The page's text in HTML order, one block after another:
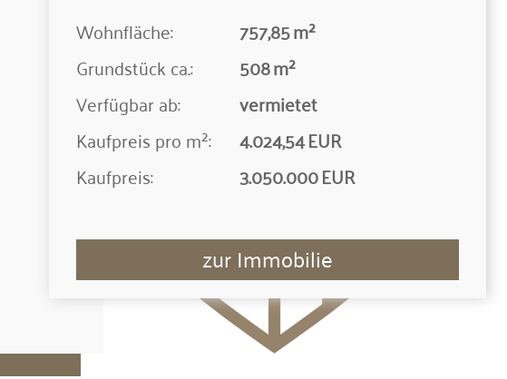
Wohnfläche:
757,85 m²
Grund­stück ca.:
508 m²
Verfügbar ab:
vermietet
Kaufpreis pro m²:
4.024,54 EUR
Kaufpreis:
3.050.000 EUR
zur Immobilie